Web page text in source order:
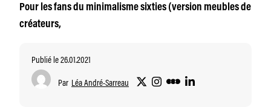
Pour les fans du minimalisme sixties (version meubles de
créateurs,
Publié le 26.01.2021
Par Léa André-Sarreau